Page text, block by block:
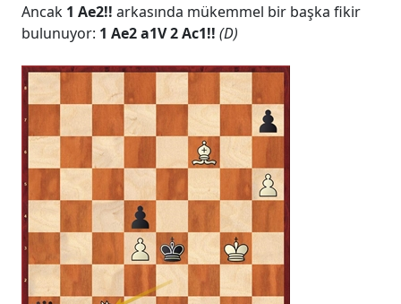
Ancak 1 Ae2!! arkasında mükemmel bir başka fikir
bulunuyor: 1 Ae2 a1V 2 Ac1!! (D)